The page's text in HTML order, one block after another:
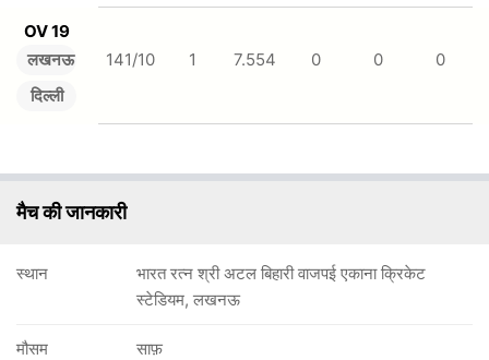
OV 19
लखनऊ
दिल्ली
141/10 1 7.554 0 0 0
मैच की जानकारी
स्थान
भारत रत्न श्री अटल बिहारी वाजपई एकाना क्रिकेट
स्टेडियम, लखनऊ
मौसम साफ़